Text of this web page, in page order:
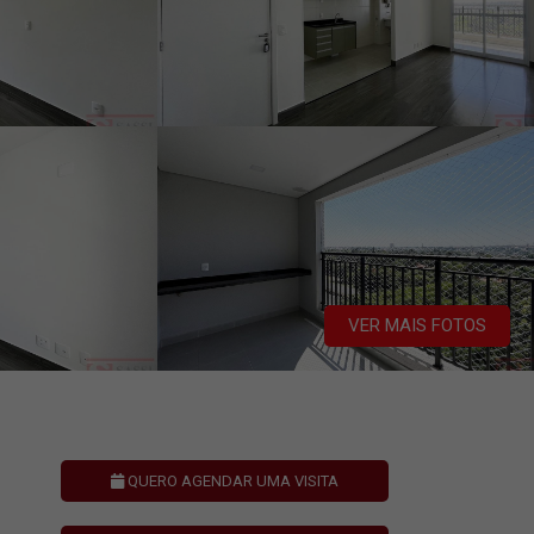
VER MAIS FOTOS
QUERO AGENDAR UMA VISITA